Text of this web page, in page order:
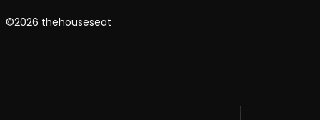
©2026 thehouseseat